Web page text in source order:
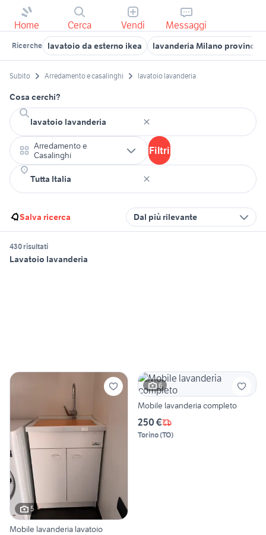
Home Cerca Vendi Messaggi
Ricerche lavatoio da esterno ikea lavanderia Milano provincia
Subito Arredamento e casalinghi lavatoio lavanderia
Cosa cerchi?
Arredamento e
Casalinghi
Filtri
Salva ricerca Dal più rilevante
430 risultati
Lavatoio lavanderia
5
Mobile lavanderia lavatoio
6
Mobile lavanderia completo
250 €
Torino(TO)